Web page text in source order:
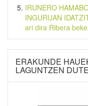
IRUNERO
INGURUAN
ari dira Ribera
ERAKUNDE
LAGUNTZEN